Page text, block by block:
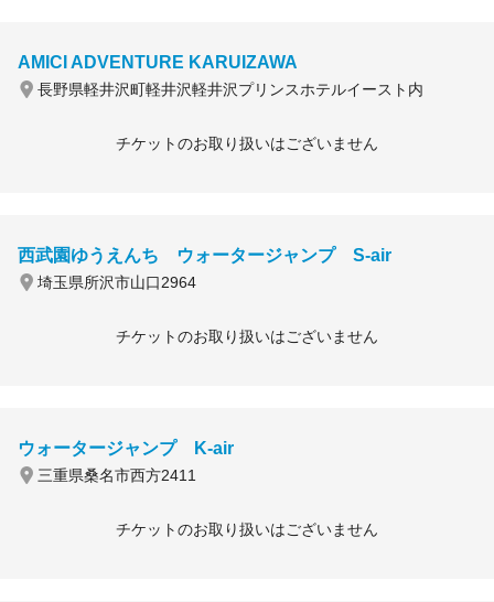
AMICI ADVENTURE KARUIZAWA
長野県軽井沢町軽井沢軽井沢プリンスホテルイースト内
チケットのお取り扱いはございません
西武園ゆうえんち ウォータージャンプ S-air
埼玉県所沢市山口2964
チケットのお取り扱いはございません
ウォータージャンプ K-air
三重県桑名市西方2411
チケットのお取り扱いはございません